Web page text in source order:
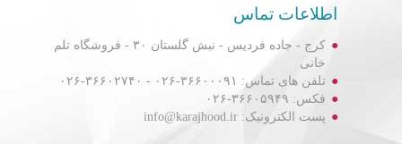
اطلاعات تماس
کرج - جاده فردیس - نبش گلستان ۳۰ - فروشگاه تلم
خانی
تلفن های تماس: ۳۶۶۰۰۰۹۱-۰۲۶ - ۳۶۶۰۲۷۴۰-۰۲۶
فکس: ۳۶۶۰۵۹۴۹-۰۲۶
پست الکترونیک: info@karajhood.ir